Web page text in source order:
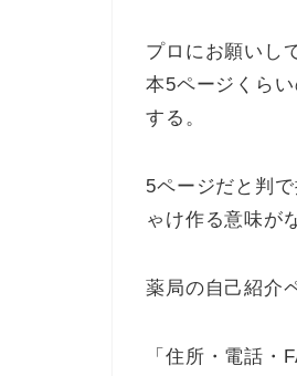
プロにお願いし
本5ページくら
する。
5ページだと判
ゃけ作る意味が
薬局の自己紹介
「住所・電話